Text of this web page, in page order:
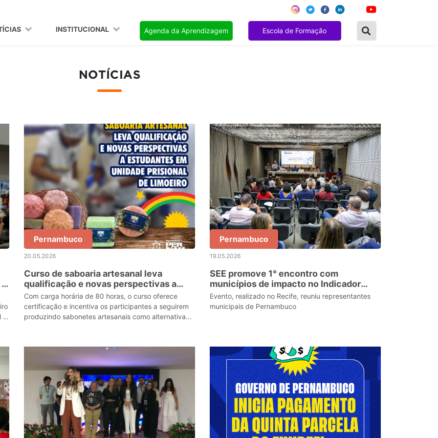
INSTITUCIONAL Agenda da Aprendizagem Escola de Formação
NOTÍCIAS
e
Pernambuco
20.05.2026
Curso de saboaria artesanal leva
qualificação e novas perspectivas a
estudantes em unidade prisional de
Limoeiro
Com carga horária de 80 horas, o curso oferece
certificação e incentiva os participantes a seguirem
produzindo sabonetes artesanais como alternativa
Pernambuco
19.05.2026
SEE promove 1° encontro com
municípios de impacto no Indicador
Criança Alfabetizada
Evento, realizado no Recife, reuniu representantes
municipais de Pernambuco